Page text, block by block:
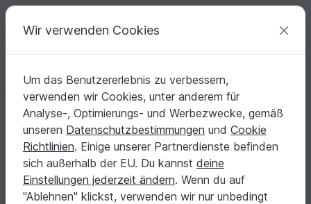
Deine kreativen Ideen
Deutsch | € (EUR) einloggen Kostenlos registrieren
Startseite Häkeln Tücher Rechtecktücher
Celair
Celair
Wir verwenden Cookies
Um das Benutzererlebnis zu verbessern,
verwenden wir Cookies, unter anderem für
Analyse-, Optimierungs- und Werbezwecke, gemäß
unseren Datenschutzbestimmungen und Cookie
Richtlinien. Einige unserer Partnerdienste befinden
sich außerhalb der EU. Du kannst deine
Einstellungen jederzeit ändern. Wenn du auf
"Ablehnen" klickst, verwenden wir nur unbedingt